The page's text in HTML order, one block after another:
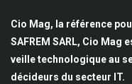
Cio Mag, la référence
SAFREM SARL, Cio Mag
veille technologique au
décideurs du secteur IT.